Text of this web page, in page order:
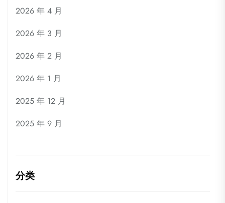
2026 年 4 月
2026 年 3 月
2026 年 2 月
2026 年 1 月
2025 年 12 月
2025 年 9 月
分类